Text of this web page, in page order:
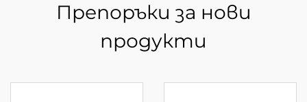
Препоръки за нови
продукти